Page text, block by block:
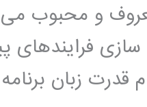
و محبوب
فرایندهای
قدرت زبان